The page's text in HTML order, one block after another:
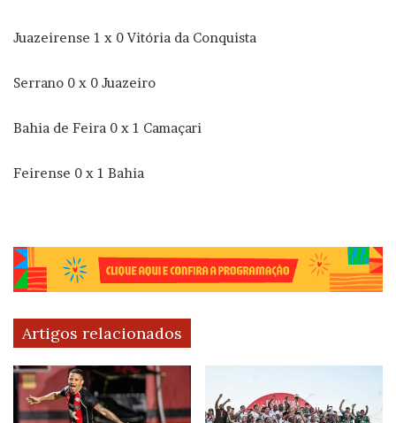
Juazeirense 1 x 0 Vitória da Conquista
Serrano 0 x 0 Juazeiro
Bahia de Feira 0 x 1 Camaçari
Feirense 0 x 1 Bahia
Artigos relacionados